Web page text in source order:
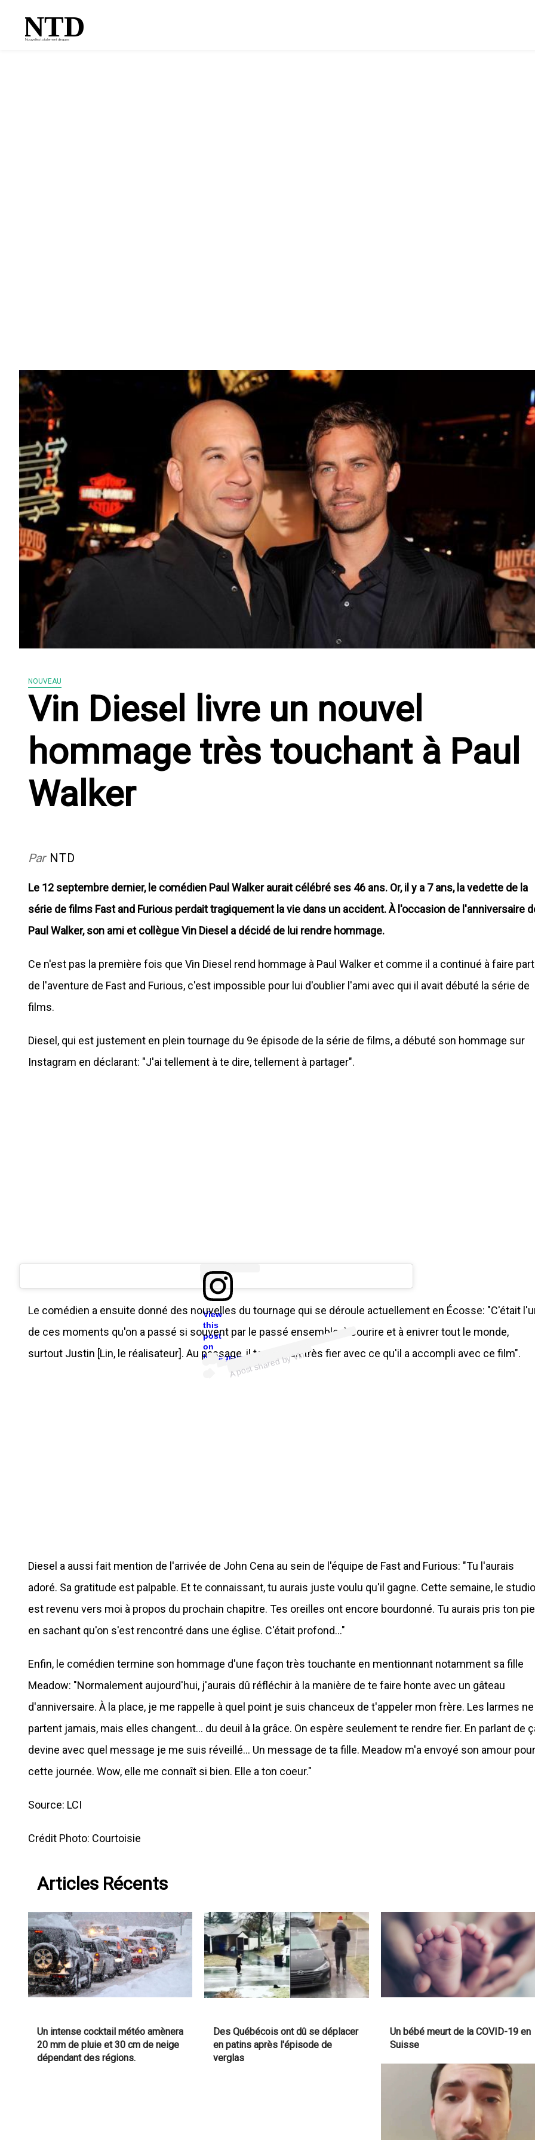
Nouvelles totalement dingues
NTD
NOUVEAU
Vin Diesel livre un nouvel
hommage très touchant à Paul
Walker
Par NTD
Le 12 septembre dernier, le comédien Paul Walker aurait célébré ses 46 ans. Or, il y a 7 ans, la vedette de la
série de films Fast and Furious perdait tragiquement la vie dans un accident. À l'occasion de l'anniversaire
Paul Walker, son ami et collègue Vin Diesel a décidé de lui rendre hommage.
Ce n'est pas la première fois que Vin Diesel rend hommage à Paul Walker et comme il a continué à faire
de l'aventure de Fast and Furious, c'est impossible pour lui d'oublier l'ami avec qui il avait débuté la série de
films.
Diesel, qui est justement en plein tournage du 9e épisode de la série de films, a débuté son hommage sur
Instagram en déclarant: "J'ai tellement à te dire, tellement à partager".
View
this
post
on
Instagram
A
p
ost s
h
ar
e
d
by
Vi
nDi
es
el (
@vi
n
di
es
el)
o
n
Sep 12, 2019 at 8:01am PDT\n
Le comédien a ensuite donné des nouvelles du tournage qui se déroule actuellement en Écosse: "C'était
de ces moments qu'on a passé si souvent par le passé ensemble, à sourire et à enivrer tout le monde,
surtout Justin [Lin, le réalisateur]. Au passage, il te rendrait très fier avec ce qu'il a accompli avec ce film".
Diesel a aussi fait mention de l'arrivée de John Cena au sein de l'équipe de Fast and Furious: "Tu l'aurais
adoré. Sa gratitude est palpable. Et te connaissant, tu aurais juste voulu qu'il gagne. Cette semaine, le studio
est revenu vers moi à propos du prochain chapitre. Tes oreilles ont encore bourdonné. Tu aurais pris ton
en sachant qu'on s'est rencontré dans une église. C'était profond..."
Enfin, le comédien termine son hommage d'une façon très touchante en mentionnant notamment sa fille
Meadow: "Normalement aujourd'hui, j'aurais dû réfléchir à la manière de te faire honte avec un gâteau
d'anniversaire. À la place, je me rappelle à quel point je suis chanceux de t'appeler mon frère. Les larmes ne
partent jamais, mais elles changent... du deuil à la grâce. On espère seulement te rendre fier. En parlant de
devine avec quel message je me suis réveillé... Un message de ta fille. Meadow m'a envoyé son amour pour
cette journée. Wow, elle me connaît si bien. Elle a ton coeur."
Source: LCI
Crédit Photo: Courtoisie
Articles Récents
Un intense cocktail météo amènera
20 mm de pluie et 30 cm de neige
dépendant des régions.
Des Québécois ont dû se déplacer
en patins après l'épisode de
verglas
Un bébé meurt de la COVID-19 en
Suisse